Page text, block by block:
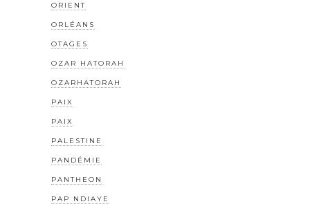
ORIENT
ORLÉANS
OTAGES
OZAR HATORAH
OZARHATORAH
PAIX
PAIX
PALESTINE
PANDÉMIE
PANTHEON
PAP NDIAYE